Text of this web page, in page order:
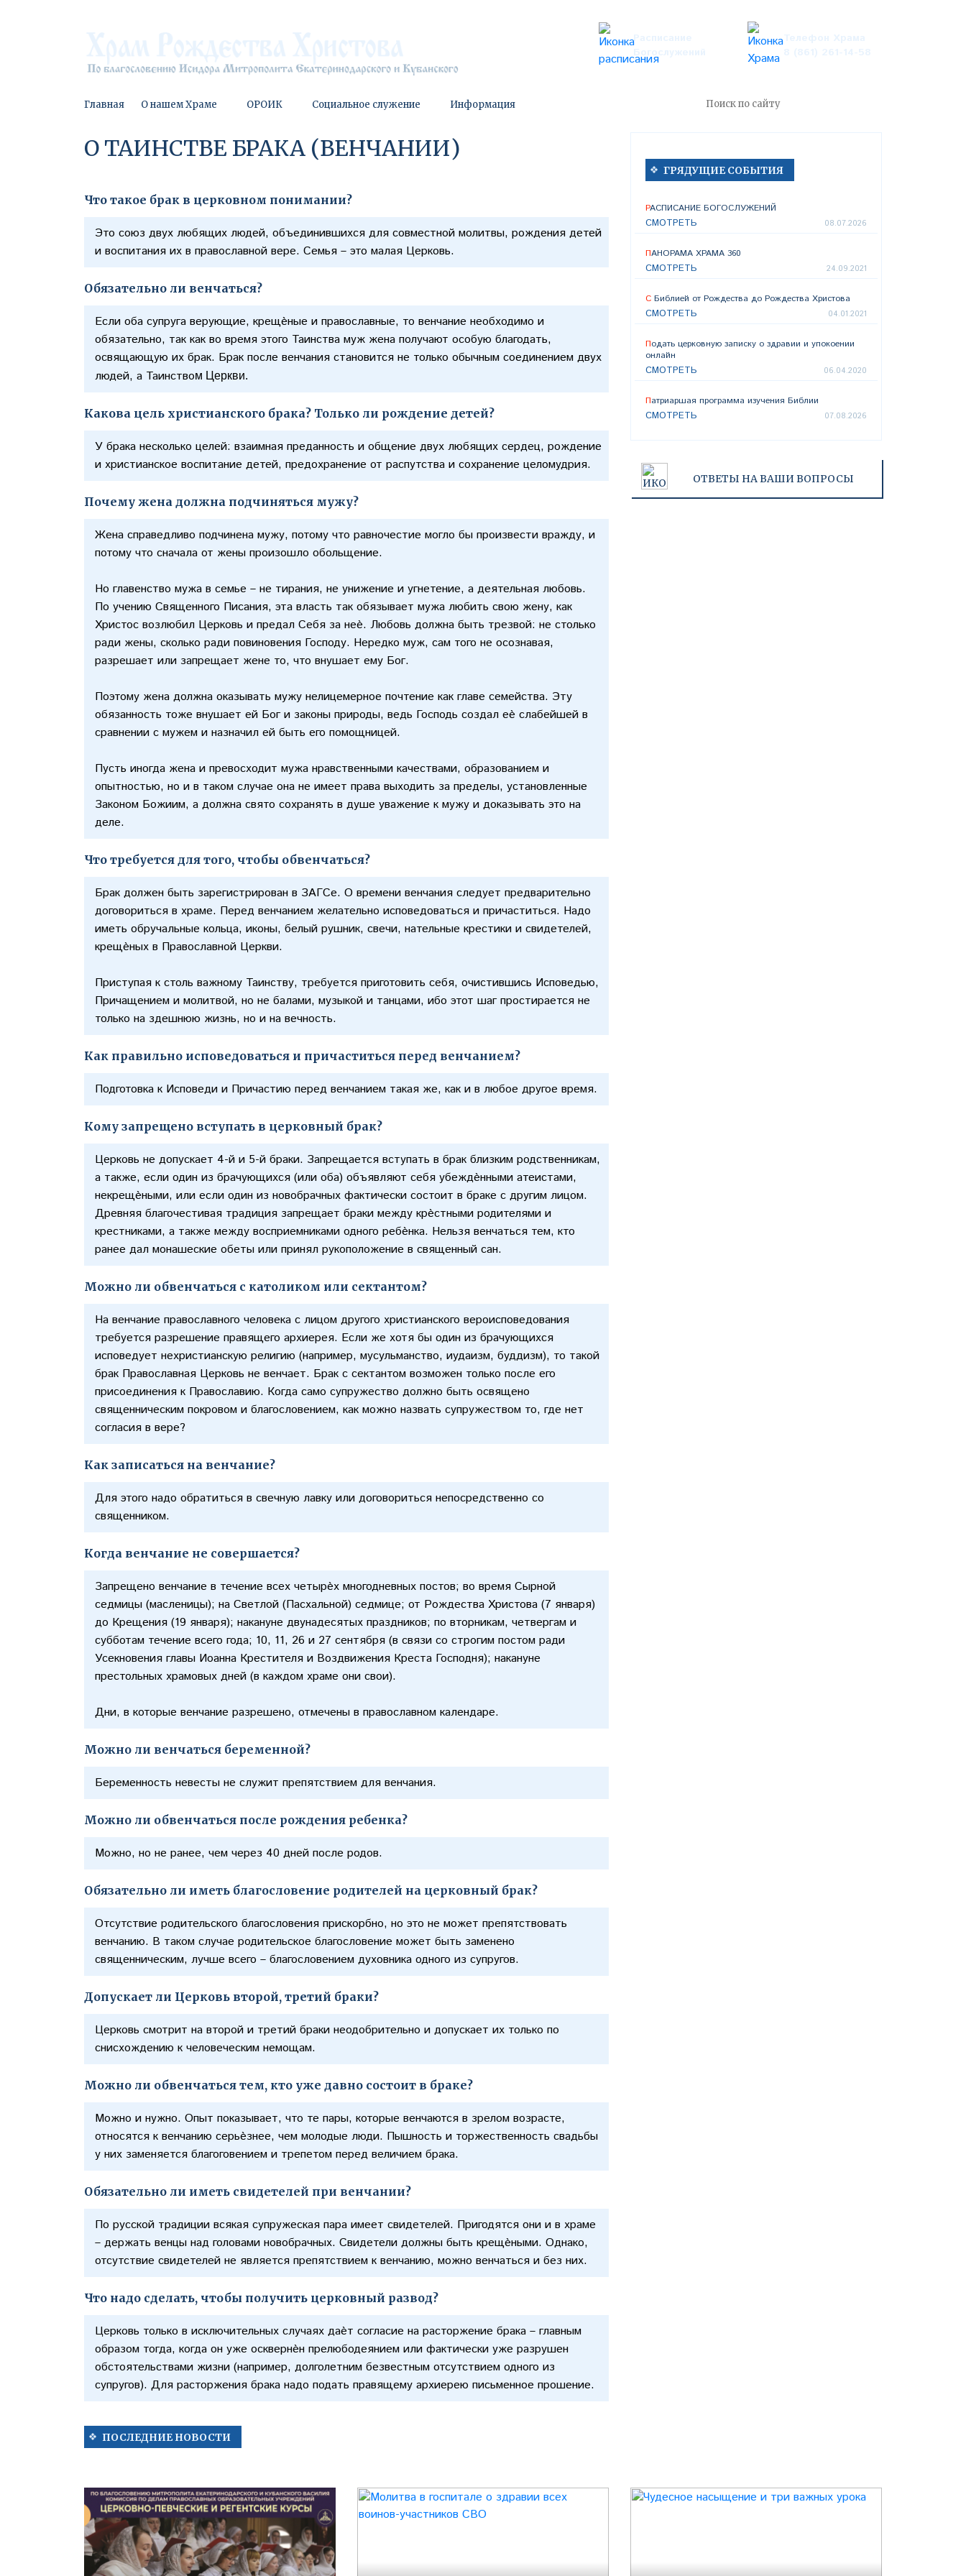
Расписание
Главная О нашем Храме ОРОИК Социальное служение Информация
О ТАИНСТВЕ БРАКА (ВЕНЧАНИИ)
Что такое брак в церковном понимании?
Это союз двух любящих людей, объединившихся для совместной молитвы, рождения детей
и воспитания их в православной вере. Семья – это малая Церковь.
Обязательно ли венчаться?
Если оба супруга верующие, крещѐные и православные, то венчание необходимо и
обязательно, так как во время этого Таинства муж жена получают особую благодать,
освящающую их брак. Брак после венчания становится не только обычным соединением двух
людей, а Таинством Церкви.
Какова цель христианского брака? Только ли рождение детей?
У брака несколько целей: взаимная преданность и общение двух любящих сердец, рождение
и христианское воспитание детей, предохранение от распутства и сохранение целомудрия.
Почему жена должна подчиняться мужу?
Жена справедливо подчинена мужу, потому что равночестие могло бы произвести вражду, и
потому что сначала от жены произошло обольщение.
Но главенство мужа в семье – не тирания, не унижение и угнетение, а деятельная любовь.
По учению Священного Писания, эта власть так обязывает мужа любить свою жену, как
Христос возлюбил Церковь и предал Себя за неѐ. Любовь должна быть трезвой: не столько
ради жены, сколько ради повиновения Господу. Нередко муж, сам того не осознавая,
разрешает или запрещает жене то, что внушает ему Бог.
Поэтому жена должна оказывать мужу нелицемерное почтение как главе семейства. Эту
обязанность тоже внушает ей Бог и законы природы, ведь Господь создал еѐ слабейшей в
сравнении с мужем и назначил ей быть его помощницей.
Пусть иногда жена и превосходит мужа нравственными качествами, образованием и
опытностью, но и в таком случае она не имеет права выходить за пределы, установленные
Законом Божиим, а должна свято сохранять в душе уважение к мужу и доказывать это на
деле.
Что требуется для того, чтобы обвенчаться?
Брак должен быть зарегистрирован в ЗАГСе. О времени венчания следует предварительно
договориться в храме. Перед венчанием желательно исповедоваться и причаститься. Надо
иметь обручальные кольца, иконы, белый рушник, свечи, нательные крестики и свидетелей,
крещѐных в Православной Церкви.
Приступая к столь важному Таинству, требуется приготовить себя, очистившись Исповедью,
Причащением и молитвой, но не балами, музыкой и танцами, ибо этот шаг простирается не
только на здешнюю жизнь, но и на вечность.
Как правильно исповедоваться и причаститься перед венчанием?
Подготовка к Исповеди и Причастию перед венчанием такая же, как и в любое другое время.
Кому запрещено вступать в церковный брак?
Церковь не допускает 4-й и 5-й браки. Запрещается вступать в брак близким родственникам,
а также, если один из брачующихся (или оба) объявляют себя убеждѐнными атеистами,
некрещѐными, или если один из новобрачных фактически состоит в браке с другим лицом.
Древняя благочестивая традиция запрещает браки между крѐстными родителями и
крестниками, а также между восприемниками одного ребѐнка. Нельзя венчаться тем, кто
ранее дал монашеские обеты или принял рукоположение в священный сан.
Можно ли обвенчаться с католиком или сектантом?
На венчание православного человека с лицом другого христианского вероисповедования
требуется разрешение правящего архиерея. Если же хотя бы один из брачующихся
исповедует нехристианскую религию (например, мусульманство, иудаизм, буддизм), то такой
брак Православная Церковь не венчает. Брак с сектантом возможен только после его
присоединения к Православию. Когда само супружество должно быть освящено
священническим покровом и благословением, как можно назвать супружеством то, где нет
согласия в вере?
Как записаться на венчание?
Для этого надо обратиться в свечную лавку или договориться непосредственно со
священником.
Когда венчание не совершается?
Запрещено венчание в течение всех четырѐх многодневных постов; во время Сырной
седмицы (масленицы); на Светлой (Пасхальной) седмице; от Рождества Христова (7 января)
до Крещения (19 января); накануне двунадесятых праздников; по вторникам, четвергам и
субботам течение всего года; 10, 11, 26 и 27 сентября (в связи со строгим постом ради
Усекновения главы Иоанна Крестителя и Воздвижения Креста Господня); накануне
престольных храмовых дней (в каждом храме они свои).
Дни, в которые венчание разрешено, отмечены в православном календаре.
Можно ли венчаться беременной?
Беременность невесты не служит препятствием для венчания.
Можно ли обвенчаться после рождения ребенка?
Можно, но не ранее, чем через 40 дней после родов.
Обязательно ли иметь благословение родителей на церковный брак?
Отсутствие родительского благословения прискорбно, но это не может препятствовать
венчанию. В таком случае родительское благословение может быть заменено
священническим, лучше всего – благословением духовника одного из супругов.
Допускает ли Церковь второй, третий браки?
Церковь смотрит на второй и третий браки неодобрительно и допускает их только по
снисхождению к человеческим немощам.
Можно ли обвенчаться тем, кто уже давно состоит в браке?
Можно и нужно. Опыт показывает, что те пары, которые венчаются в зрелом возрасте,
относятся к венчанию серьѐзнее, чем молодые люди. Пышность и торжественность свадьбы
у них заменяется благоговением и трепетом перед величием брака.
Обязательно ли иметь свидетелей при венчании?
По русской традиции всякая супружеская пара имеет свидетелей. Пригодятся они и в храме
– держать венцы над головами новобрачных. Свидетели должны быть крещѐными. Однако,
отсутствие свидетелей не является препятствием к венчанию, можно венчаться и без них.
Что надо сделать, чтобы получить церковный развод?
Церковь только в исключительных случаях даѐт согласие на расторжение брака – главным
образом тогда, когда он уже осквернѐн прелюбодеянием или фактически уже разрушен
обстоятельствами жизни (например, долголетним безвестным отсутствием одного из
супругов). Для расторжения брака надо подать правящему архиерею письменное прошение.
ГРЯДУЩИЕ СОБЫТИЯ
РАСПИСАНИЕ БОГОСЛУЖЕНИЙ
СМОТРЕТЬ 08.07.2026
ПАНОРАМА ХРАМА 360
СМОТРЕТЬ 24.09.2021
С Библией от Рождества до Рождества Христова
СМОТРЕТЬ 04.01.2021
Подать церковную записку о здравии и упокоении
онлайн
СМОТРЕТЬ 06.04.2020
Патриаршая программа изучения Библии
СМОТРЕТЬ 07.08.2026
ОТВЕТЫ НА ВАШИ ВОПРОСЫ
ПОСЛЕДНИЕ НОВОСТИ